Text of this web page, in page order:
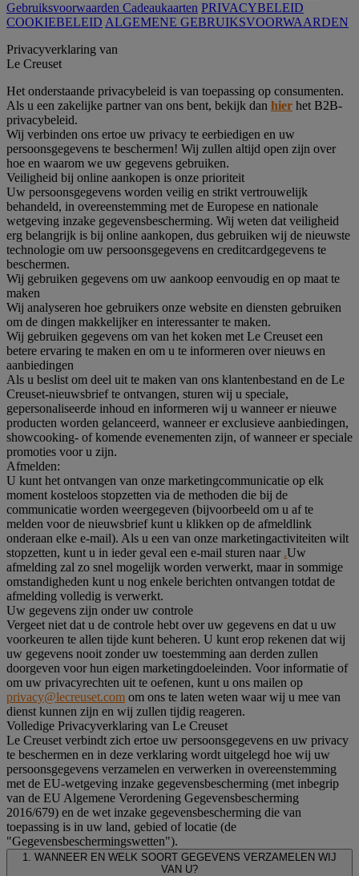
Gebruiksvoorwaarden Cadeaukaarten PRIVACYBELEID
COOKIEBELEID ALGEMENE GEBRUIKSVOORWAARDEN
Privacyverklaring van
Le Creuset
Het onderstaande privacybeleid is van toepassing op consumenten.
Als u een zakelijke partner van ons bent, bekijk dan hier het B2B-
privacybeleid.
Wij verbinden ons ertoe uw privacy te eerbiedigen en uw
persoonsgegevens te beschermen! Wij zullen altijd open zijn over
hoe en waarom we uw gegevens gebruiken.
Veiligheid bij online aankopen is onze prioriteit
Uw persoonsgegevens worden veilig en strikt vertrouwelijk
behandeld, in overeenstemming met de Europese en nationale
wetgeving inzake gegevensbescherming. Wij weten dat veiligheid
erg belangrijk is bij online aankopen, dus gebruiken wij de nieuwste
technologie om uw persoonsgegevens en creditcardgegevens te
beschermen.
Wij gebruiken gegevens om uw aankoop eenvoudig en op maat te
maken
Wij analyseren hoe gebruikers onze website en diensten gebruiken
om de dingen makkelijker en interessanter te maken.
Wij gebruiken gegevens om van het koken met Le Creuset een
betere ervaring te maken en om u te informeren over nieuws en
aanbiedingen
Als u beslist om deel uit te maken van ons klantenbestand en de Le
Creuset-nieuwsbrief te ontvangen, sturen wij u speciale,
gepersonaliseerde inhoud en informeren wij u wanneer er nieuwe
producten worden gelanceerd, wanneer er exclusieve aanbiedingen,
showcooking- of komende evenementen zijn, of wanneer er speciale
promoties voor u zijn.
Afmelden:
U kunt het ontvangen van onze marketingcommunicatie op elk
moment kosteloos stopzetten via de methoden die bij de
communicatie worden weergegeven (bijvoorbeeld om u af te
melden voor de nieuwsbrief kunt u klikken op de afmeldlink
onderaan elke e-mail). Als u een van onze marketingactiviteiten wilt
stopzetten, kunt u in ieder geval een e-mail sturen naar .Uw
afmelding zal zo snel mogelijk worden verwerkt, maar in sommige
omstandigheden kunt u nog enkele berichten ontvangen totdat de
afmelding volledig is verwerkt.
Uw gegevens zijn onder uw controle
Vergeet niet dat u de controle hebt over uw gegevens en dat u uw
voorkeuren te allen tijde kunt beheren. U kunt erop rekenen dat wij
uw gegevens nooit zonder uw toestemming aan derden zullen
doorgeven voor hun eigen marketingdoeleinden. Voor informatie of
om uw privacyrechten uit te oefenen, kunt u ons mailen op
privacy@lecreuset.com om ons te laten weten waar wij u mee van
dienst kunnen zijn en wij zullen tijdig reageren.
Volledige Privacyverklaring van Le Creuset
Le Creuset verbindt zich ertoe uw persoonsgegevens en uw privacy
te beschermen en in deze verklaring wordt uitgelegd hoe wij uw
persoonsgegevens verzamelen en verwerken in overeenstemming
met de EU-wetgeving inzake gegevensbescherming (met inbegrip
van de EU Algemene Verordening Gegevensbescherming
2016/679) en de wet inzake gegevensbescherming die van
toepassing is in uw land, gebied of locatie (de
"Gegevensbeschermingswetten").
1. WANNEER EN WELK SOORT GEGEVENS VERZAMELEN WIJ
VAN U?